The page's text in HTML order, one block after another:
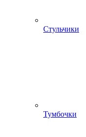
Стульчики
Тумбочки